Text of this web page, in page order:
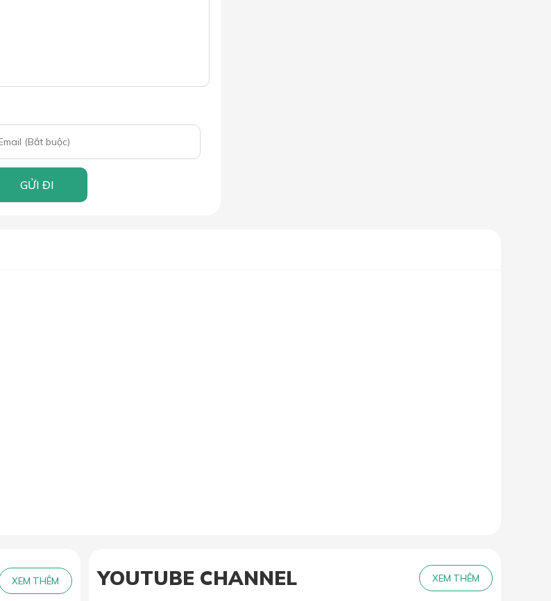
GỬI ĐI
XEM THÊM YOUTUBE CHANNEL XEM THÊM